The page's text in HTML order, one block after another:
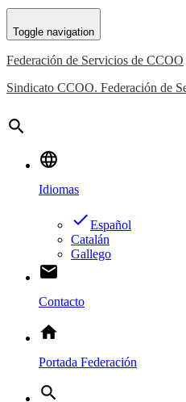
Toggle navigation
Federación de Servicios de CCOO
Sindicato CCOO. Federación de
search
language
Idiomas
doneEspañol
Catalán
Gallego
email
Contacto
home
Portada Federación
search